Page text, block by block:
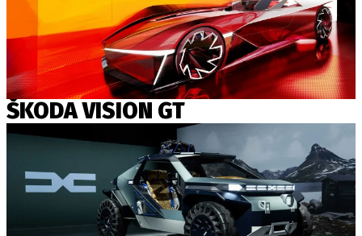
ŠKODA VISION GT